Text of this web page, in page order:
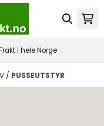
i hele Norge
/ PUSSEUTSTYR